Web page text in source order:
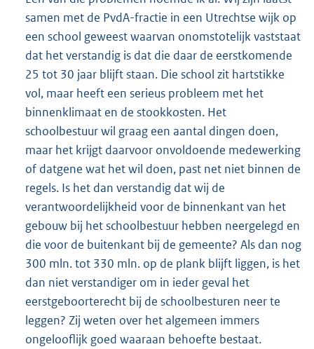
samen met de PvdA-fractie in een Utrechtse wijk op
een school geweest waarvan onomstotelijk vaststaat
dat het verstandig is dat die daar de eerstkomende
25 tot 30 jaar blijft staan. Die school zit hartstikke
vol, maar heeft een serieus probleem met het
binnenklimaat en de stookkosten. Het
schoolbestuur wil graag een aantal dingen doen,
maar het krijgt daarvoor onvoldoende medewerking
of datgene wat het wil doen, past net niet binnen de
regels. Is het dan verstandig dat wij de
verantwoordelijkheid voor de binnenkant van het
gebouw bij het schoolbestuur hebben neergelegd en
die voor de buitenkant bij de gemeente? Als dan nog
300 mln. tot 330 mln. op de plank blijft liggen, is het
dan niet verstandiger om in ieder geval het
eerstgeboorterecht bij de schoolbesturen neer te
leggen? Zij weten over het algemeen immers
ongelooflijk goed waaraan behoefte bestaat.